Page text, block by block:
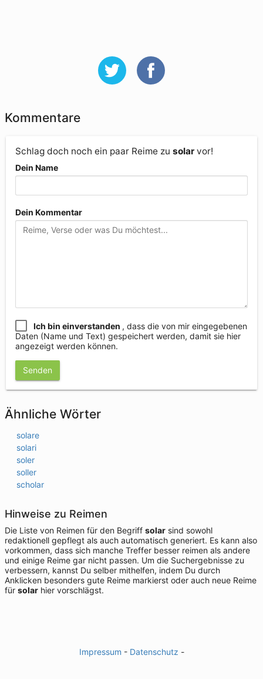
Kommentare
Schlag doch noch ein paar Reime zu solar vor!
Dein Name
Dein Kommentar
Ich bin einverstanden , dass die von mir eingegebenen
Daten (Name und Text) gespeichert werden, damit sie hier
angezeigt werden können.
Senden
Ähnliche Wörter
solare
solari
soler
soller
scholar
Hinweise zu Reimen
Die Liste von Reimen für den Begriff solar sind sowohl
redaktionell gepflegt als auch automatisch generiert. Es kann also
vorkommen, dass sich manche Treffer besser reimen als andere
und einige Reime gar nicht passen. Um die Suchergebnisse zu
verbessern, kannst Du selber mithelfen, indem Du durch
Anklicken besonders gute Reime markierst oder auch neue Reime
für solar hier vorschlägst.
Impressum - Datenschutz -